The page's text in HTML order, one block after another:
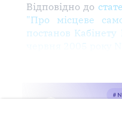
Відповідно до
"Про місцеве
постанов Кабінету